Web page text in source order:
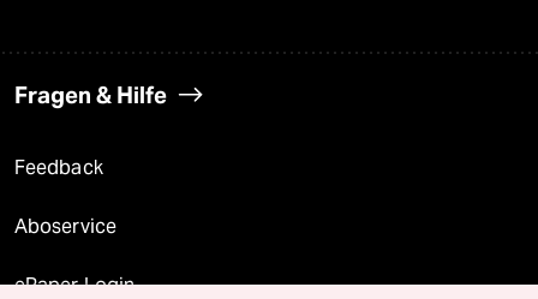
Fragen & Hilfe
Feedback
Aboservice
ePaper Login